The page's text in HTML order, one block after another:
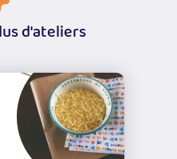
d'ateliers